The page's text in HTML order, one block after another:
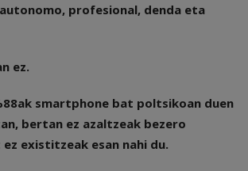
profesional, denda eta
ez.
smartphone bat poltsikoan duen
bertan ez azaltzeak bezero
existitzeak esan nahi du.